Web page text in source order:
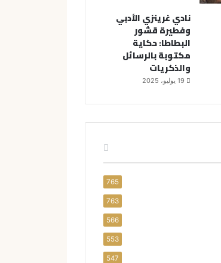
نادي غرينزي الأدبي
وفطيرة قشور
البطاطا: حكاية
مكتوبة بالرسائل
والذكريات
19 يوليو، 2025
765
763
566
553
547